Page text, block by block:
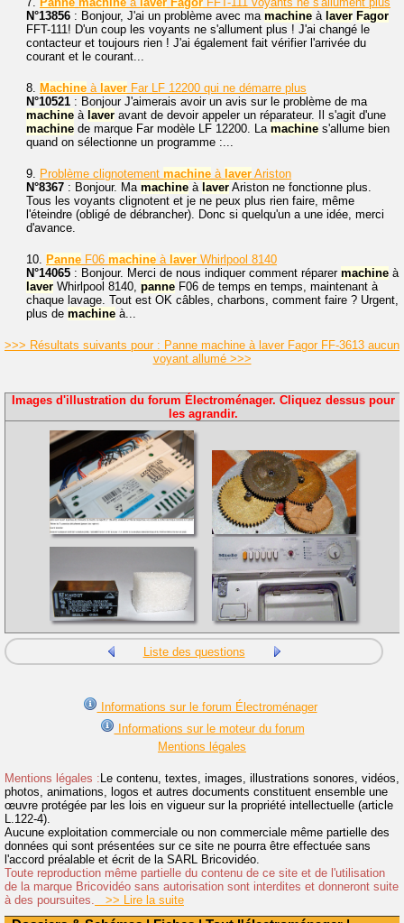
N°13856 : Bonjour, J'ai un problème avec ma machine à laver Fagor
FFT-111! D'un coup les voyants ne s'allument plus ! J'ai changé le
contacteur et toujours rien ! J'ai également fait vérifier l'arrivée du
courant et le courant...
8. Machine à laver Far LF 12200 qui ne démarre plus
N°10521 : Bonjour J'aimerais avoir un avis sur le problème de ma
machine à laver avant de devoir appeler un réparateur. Il s'agit d'une
machine de marque Far modèle LF 12200. La machine s'allume bien
quand on sélectionne un programme :...
9. Problème clignotement machine à laver Ariston
N°8367 : Bonjour. Ma machine à laver Ariston ne fonctionne plus.
Tous les voyants clignotent et je ne peux plus rien faire, même
l'éteindre (obligé de débrancher). Donc si quelqu'un a une idée, merci
d'avance.
10. Panne F06 machine à laver Whirlpool 8140
N°14065 : Bonjour. Merci de nous indiquer comment réparer machine à
laver Whirlpool 8140, panne F06 de temps en temps, maintenant à
chaque lavage. Tout est OK câbles, charbons, comment faire ? Urgent,
plus de machine à...
>>> Résultats suivants pour : Panne machine à laver Fagor FF-3613 aucun
voyant allumé >>>
Images d'illustration du forum Électroménager. Cliquez dessus pour
les agrandir.
Liste des questions
Informations sur le forum Électroménager
Informations sur le moteur du forum
Mentions légales
Mentions légales :Le contenu, textes, images, illustrations sonores, vidéos,
photos, animations, logos et autres documents constituent ensemble une
œuvre protégée par les lois en vigueur sur la propriété intellectuelle (article
L.122-4).
Aucune exploitation commerciale ou non commerciale même partielle des
données qui sont présentées sur ce site ne pourra être effectuée sans
l'accord préalable et écrit de la SARL Bricovidéo.
Toute reproduction même partielle du contenu de ce site et de l'utilisation
de la marque Bricovidéo sans autorisation sont interdites et donneront suite
à des poursuites.
>> Lire la suite